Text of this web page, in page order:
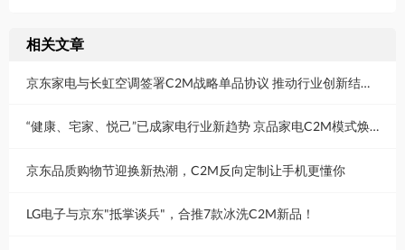
相关文章
京东家电与长虹空调签署C2M战略单品协议 推动行业创新结构升级
“健康、宅家、悦己”已成家电行业新趋势 京品家电C2M模式焕新生活 ​
京东品质购物节迎换新热潮，C2M反向定制让手机更懂你
LG电子与京东"抵掌谈兵"，合推7款冰洗C2M新品！